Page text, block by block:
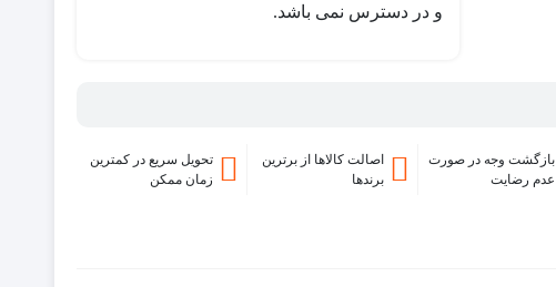
و در دسترس نمی باشد.
بازگشت وجه در صورت
عدم رضایت
اصالت کالاها از برترین
برندها
تحویل سریع در کمترین
زمان ممکن